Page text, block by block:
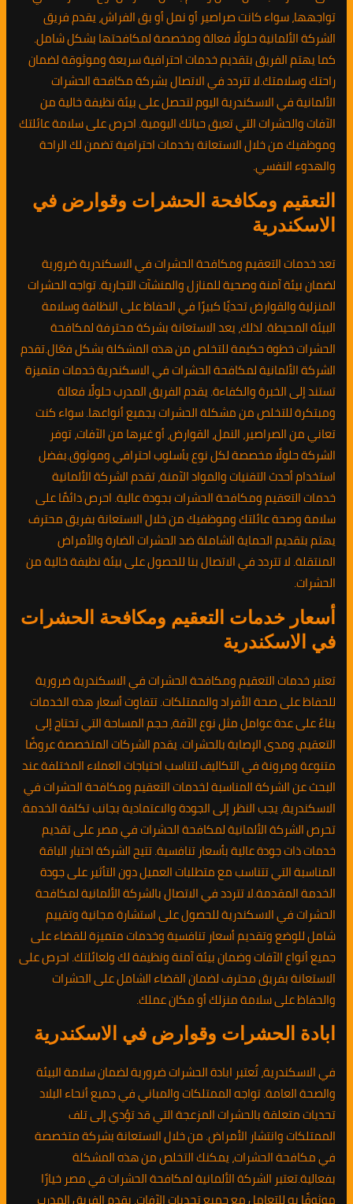
تواجهها، سواء كانت صراصير أو نمل أو بق الفراش، يقدم فريق
الشركة الألمانية حلولًا فعالة ومخصصة لمكافحتها بشكل شامل.
كما يهتم الفريق بتقديم خدمات احترافية سريعة وموثوقة لضمان
راحتك وسلامتك.لا تتردد في الاتصال بشركة مكافحة الحشرات
الألمانية في الاسكندرية اليوم لتحصل على بيئة نظيفة خالية من
الآفات والحشرات التي تعيق حياتك اليومية. احرص على سلامة عائلتك
وموظفيك من خلال الاستعانة بخدمات احترافية تضمن لك الراحة
والهدوء النفسي.
التعقيم ومكافحة الحشرات وقوارض في
الاسكندرية
تعد خدمات التعقيم ومكافحة الحشرات في الاسكندرية ضرورية
لضمان بيئة آمنة وصحية للمنازل والمنشآت التجارية. تواجه الحشرات
المنزلية والقوارض تحديًا كبيرًا في الحفاظ على النظافة وسلامة
البيئة المحيطة. لذلك، يعد الاستعانة بشركة محترفة لمكافحة
الحشرات خطوة حكيمة للتخلص من هذه المشكلة بشكل فعّال.تقدم
الشركة الألمانية لمكافحة الحشرات في الاسكندرية خدمات متميزة
تستند إلى الخبرة والكفاءة. يقدم الفريق المدرب حلولًا فعالة
ومبتكرة للتخلص من مشكلة الحشرات بجميع أنواعها. سواء كنت
تعاني من الصراصير، النمل، القوارض، أو غيرها من الآفات، توفر
الشركة حلولًا مخصصة لكل نوع بأسلوب احترافي وموثوق.بفضل
استخدام أحدث التقنيات والمواد الآمنة، تقدم الشركة الألمانية
خدمات التعقيم ومكافحة الحشرات بجودة عالية. احرص دائمًا على
سلامة وصحة عائلتك وموظفيك من خلال الاستعانة بفريق محترف
يهتم بتقديم الحماية الشاملة ضد الحشرات الضارة والأمراض
المنتقلة. لا تتردد في الاتصال بنا للحصول على بيئة نظيفة خالية من
الحشرات.
أسعار خدمات التعقيم ومكافحة الحشرات
في الاسكندرية
تعتبر خدمات التعقيم ومكافحة الحشرات في الاسكندرية ضرورية
للحفاظ على صحة الأفراد والممتلكات. تتفاوت أسعار هذه الخدمات
بناءً على عدة عوامل مثل نوع الآفة، حجم المساحة التي تحتاج إلى
التعقيم، ومدى الإصابة بالحشرات. يقدم الشركات المتخصصة عروضًا
متنوعة ومرونة في التكاليف لتناسب احتياجات العملاء المختلفة.عند
البحث عن الشركة المناسبة لخدمات التعقيم ومكافحة الحشرات في
الاسكندرية، يجب النظر إلى الجودة والاعتمادية بجانب تكلفة الخدمة.
تحرص الشركة الألمانية لمكافحة الحشرات في مصر على تقديم
خدمات ذات جودة عالية بأسعار تنافسية. تتيح الشركة اختيار الباقة
المناسبة التي تتناسب مع متطلبات العميل دون التأثير على جودة
الخدمة المقدمة.لا تتردد في الاتصال بالشركة الألمانية لمكافحة
الحشرات في الاسكندرية للحصول على استشارة مجانية وتقييم
شامل للوضع وتقديم أسعار تنافسية وخدمات متميزة للقضاء على
جميع أنواع الآفات وضمان بيئة آمنة ونظيفة لك ولعائلتك. احرص على
الاستعانة بفريق محترف لضمان القضاء الشامل على الحشرات
والحفاظ على سلامة منزلك أو مكان عملك.
ابادة الحشرات وقوارض في الاسكندرية
في الاسكندرية، تُعتبر ابادة الحشرات ضرورية لضمان سلامة البيئة
والصحة العامة. تواجه الممتلكات والمباني في جميع أنحاء البلاد
تحديات متعلقة بالحشرات المزعجة التي قد تؤدي إلى تلف
الممتلكات وانتشار الأمراض. من خلال الاستعانة بشركة متخصصة
في مكافحة الحشرات، يمكنك التخلص من هذه المشكلة
بفعالية.تعتبر الشركة الألمانية لمكافحة الحشرات في مصر خيارًا